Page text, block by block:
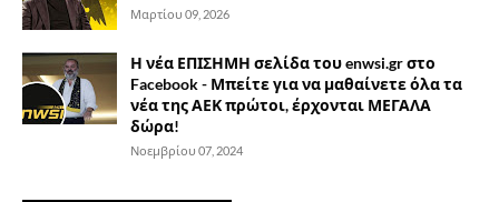
Μαρτίου 09, 2026
Η νέα ΕΠΙΣΗΜΗ σελίδα του enwsi.gr στο
Facebook - Μπείτε για να μαθαίνετε όλα τα
νέα της ΑΕΚ πρώτοι, έρχονται ΜΕΓΑΛΑ
δώρα!
Νοεμβρίου 07, 2024